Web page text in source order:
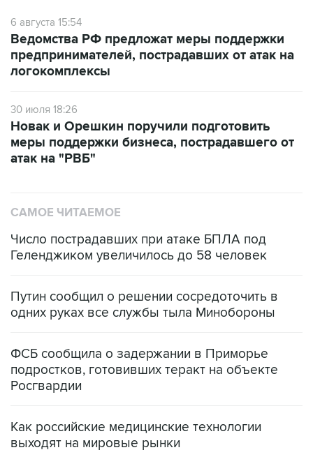
6 августа 15:54
Ведомства РФ предложат меры поддержки
предпринимателей, пострадавших от атак на
логокомплексы
30 июля 18:26
Новак и Орешкин поручили подготовить
меры поддержки бизнеса, пострадавшего от
атак на "РВБ"
САМОЕ ЧИТАЕМОЕ
Число пострадавших при атаке БПЛА под
Геленджиком увеличилось до 58 человек
Путин сообщил о решении сосредоточить в
одних руках все службы тыла Минобороны
ФСБ сообщила о задержании в Приморье
подростков, готовивших теракт на объекте
Росгвардии
Как российские медицинские технологии
выходят на мировые рынки